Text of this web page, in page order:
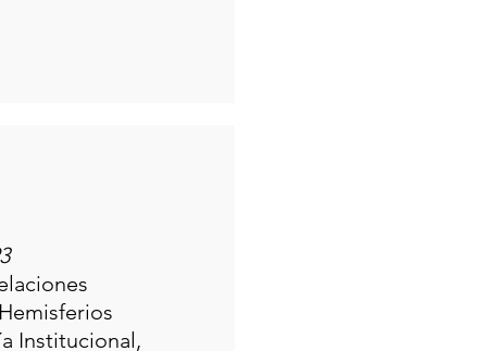
Institucional,